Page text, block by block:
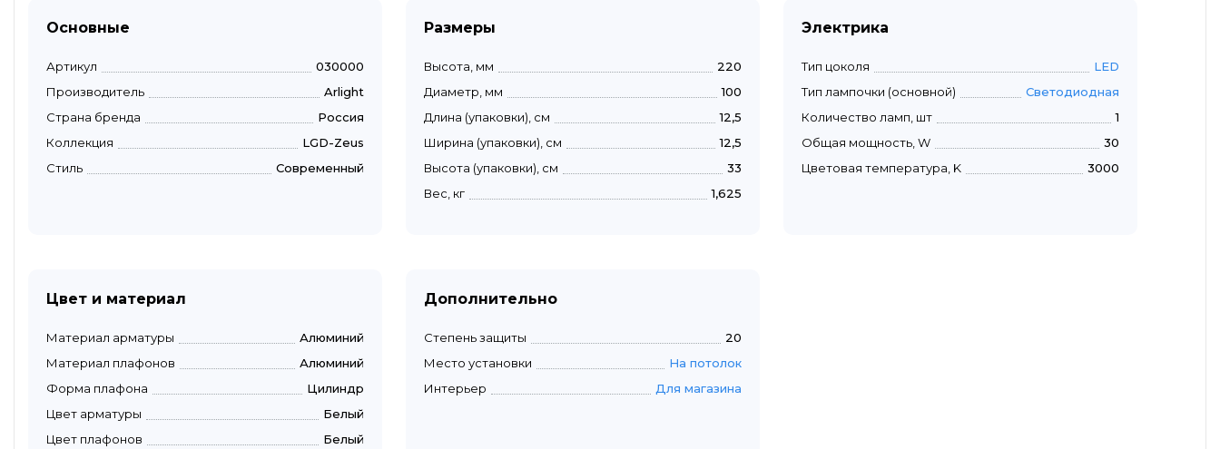
Основные
Артикул
030000
Производитель
Arlight
Страна бренда
Россия
Коллекция
LGD-Zeus
Стиль
Современный
Размеры
Высота, мм
220
Диаметр, мм
100
Длина (упаковки), см
12,5
Ширина (упаковки), см
12,5
Высота (упаковки), см
33
Вес, кг
1,625
Электрика
Тип цоколя
LED
Тип лампочки (основной)
Светодиодная
Количество ламп, шт
1
Общая мощность, W
30
Цветовая температура, K
3000
Цвет и материал
Материал арматуры
Алюминий
Материал плафонов
Алюминий
Форма плафона
Цилиндр
Цвет арматуры
Белый
Цвет плафонов
Белый
Дополнительно
Степень защиты
20
Место установки
На потолок
Интерьер
Для магазина